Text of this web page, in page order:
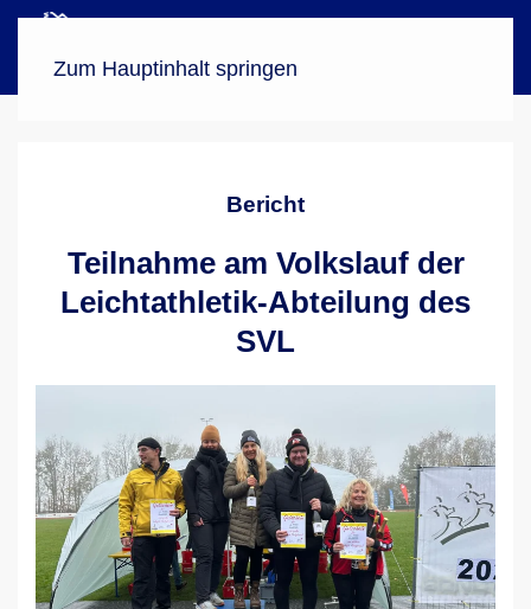
Zum Hauptinhalt springen
Bericht
Teilnahme am Volkslauf der
Leichtathletik-Abteilung des
SVL